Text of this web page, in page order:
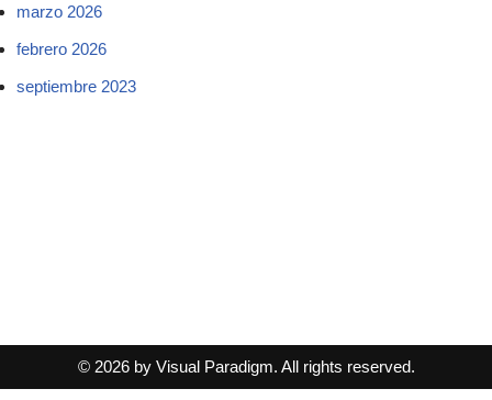
marzo 2026
febrero 2026
septiembre 2023
© 2026 by Visual Paradigm. All rights reserved.